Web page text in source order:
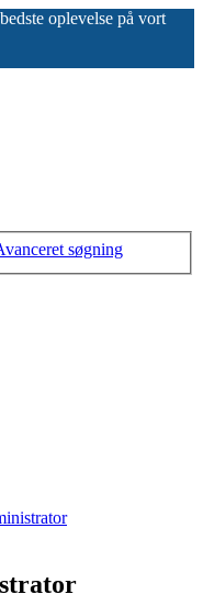
oplevelse på vort
søgning